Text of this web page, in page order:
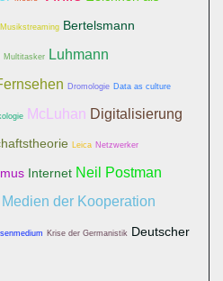
Musikstreaming Bertelsmann
Multitasker Luhmann
Dromologie Data as culture
McLuhan Digitalisierung
Leica Netzwerker
Internet Neil Postman
Medien der Kooperation
Krise der Germanistik Deutscher